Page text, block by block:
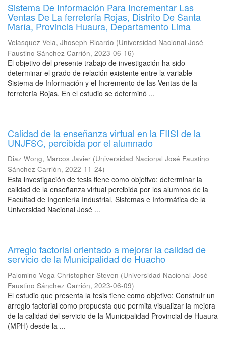
Sistema De Información Para Incrementar Las
Ventas De La ferretería Rojas, Distrito De Santa
María, Provincia Huaura, Departamento Lima
Velasquez Vela, Jhoseph Ricardo (Universidad Nacional José
Faustino Sánchez Carrión, 2023-06-16)
El objetivo del presente trabajo de investigación ha sido
determinar el grado de relación existente entre la variable
Sistema de Información y el Incremento de las Ventas de la
ferretería Rojas. En el estudio se determinó ...
Calidad de la enseñanza virtual en la FIISI de la
UNJFSC, percibida por el alumnado
Diaz Wong, Marcos Javier (Universidad Nacional José Faustino
Sánchez Carrión, 2022-11-24)
Esta investigación de tesis tiene como objetivo: determinar la
calidad de la enseñanza virtual percibida por los alumnos de la
Facultad de Ingeniería Industrial, Sistemas e Informática de la
Universidad Nacional José ...
Arreglo factorial orientado a mejorar la calidad de
servicio de la Municipalidad de Huacho
Palomino Vega Christopher Steven (Universidad Nacional José
Faustino Sánchez Carrión, 2023-06-09)
El estudio que presenta la tesis tiene como objetivo: Construir un
arreglo factorial como propuesta que permita visualizar la mejora
de la calidad del servicio de la Municipalidad Provincial de Huaura
(MPH) desde la ...